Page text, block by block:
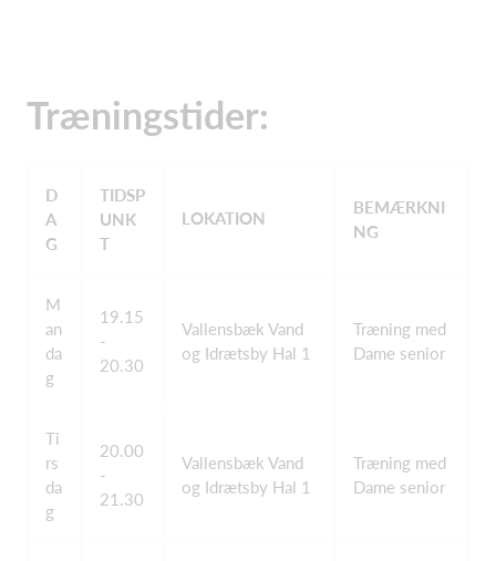
Træningstider:
D
A
G
TIDSP
UNK
T
LOKATION
BEMÆRKNI
NG
M
an
da
g
19.15
-
20.30
Vallensbæk Vand
og Idrætsby Hal 1
Træning med
Dame senior
Ti
rs
da
g
20.00
-
21.30
Vallensbæk Vand
og Idrætsby Hal 1
Træning med
Dame senior